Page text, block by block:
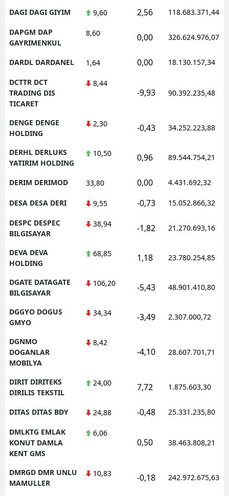
DAGI DAGI GIYIM 9,60 2,56 118.683.371,44
DAPGM DAP
GAYRIMENKUL
8,60 0,00 326.624.976,07
DARDL DARDANEL 1,64 0,00 18.130.157,34
DCTTR DCT
TRADING DIS
TICARET
8,44
-9,93 90.392.235,48
DENGE DENGE
HOLDING
2,30 -0,43 34.252.223,88
DERHL DERLUKS
YATIRIM HOLDING
10,50 0,96 89.544.754,21
DERIM DERIMOD 33,80 0,00 4.431.692,32
DESA DESA DERI 9,55 -0,73 15.052.866,32
DESPC DESPEC
BILGISAYAR
38,94 -1,82 21.270.693,16
DEVA DEVA
HOLDING
68,85 1,18 23.780.254,85
DGATE DATAGATE
BILGISAYAR
106,20 -5,43 48.901.410,80
DGGYO DOGUS
GMYO
34,34 -3,49 2.307.000,72
DGNMO
DOGANLAR
MOBILYA
8,42
-4,10 28.607.701,71
DIRIT DIRITEKS
DIRILIS TEKSTIL
24,00 7,72 1.875.603,30
DITAS DITAS BDY 24,88 -0,48 25.331.235,80
DMLKTG EMLAK
KONUT DAMLA
KENT GMS
6,06
0,50 38.463.808,21
DMRGD DMR UNLU
MAMULLER
10,83 -0,18 242.972.675,63